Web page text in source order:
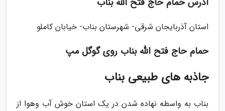
استان آذربایجان شرقی- شهرستان بناب- خیابان کاملو
حمام حاج فتح الله بناب روی گوگل مپ
جاذبه های طبیعی بناب
بناب به واسطه نهاده شدن در یک استان خوش آب وهوا از